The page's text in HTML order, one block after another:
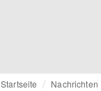
Startseite Nachrichten